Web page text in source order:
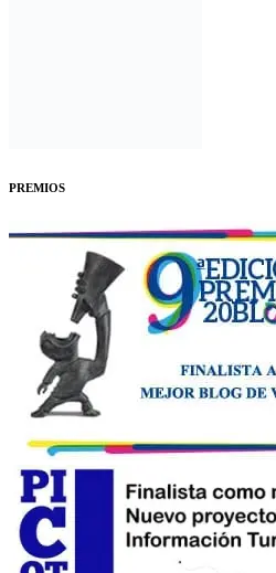
PREMIOS